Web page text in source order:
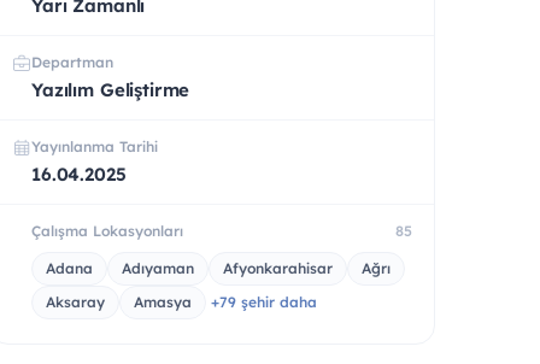
Yarı Zamanlı
Departman
Yazılım Geliştirme
Yayınlanma Tarihi
16.04.2025
Çalışma Lokasyonları 85
Adana Adıyaman Afyonkarahisar
Ağrı
Aksaray
Amasya +79 şehir daha